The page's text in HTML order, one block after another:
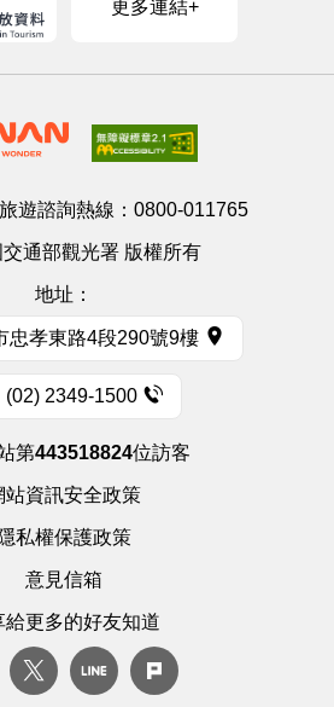
更多連結+
遊諮詢熱線： 0800-011765
通部觀光署 版權所有
地址：
忠孝東路4段290號9樓
(02) 2349-1500
第443518824位訪客
站資訊安全政策
隱私權保護政策
意見信箱
給更多的好友知道